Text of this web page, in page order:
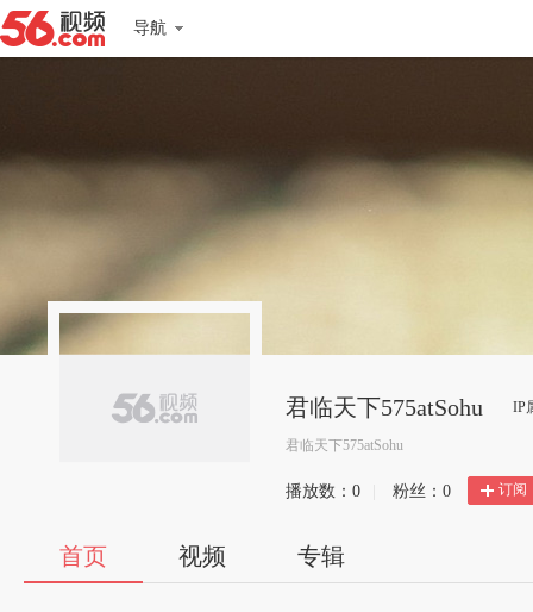
导航
君临天下575atSohu IP
君临天下575atSohu
播放数： 0 粉丝： 0 订阅
首页 视频 专辑